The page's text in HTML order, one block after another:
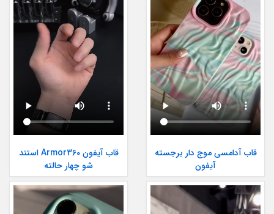
قاب آدامسی موج دار برجسته
آیفون
قاب آیفون Armor360 استند
شو چهار حالته